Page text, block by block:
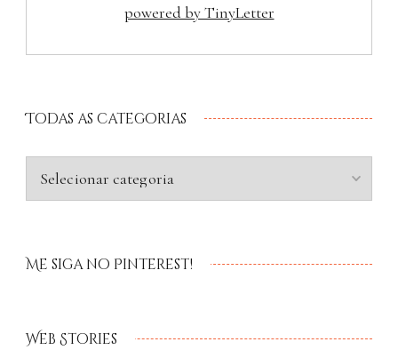
powered by TinyLetter
Todas as categorias
Me siga no Pinterest!
Web Stories